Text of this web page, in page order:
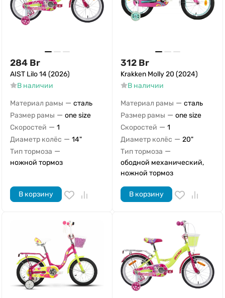
284 Br
AIST Lilo 14 (2026)
В наличии
Материал рамы — сталь
Размер рамы — one size
Скоростей — 1
Диаметр колёс — 14"
Тип тормоза —
ножной тормоз
В корзину
312 Br
Krakken Molly 20 (2024)
В наличии
Материал рамы — сталь
Размер рамы — one size
Скоростей — 1
Диаметр колёс — 20"
Тип тормоза —
ободной механический,
ножной тормоз
В корзину